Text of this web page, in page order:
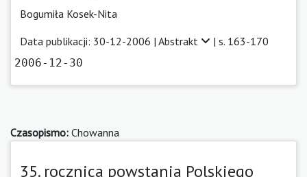
Bogumiła Kosek-Nita
Data publikacji: 30-12-2006 | Abstrakt | s. 163-170
2006-12-30
Czasopismo: Chowanna
35. rocznica powstania Polskiego